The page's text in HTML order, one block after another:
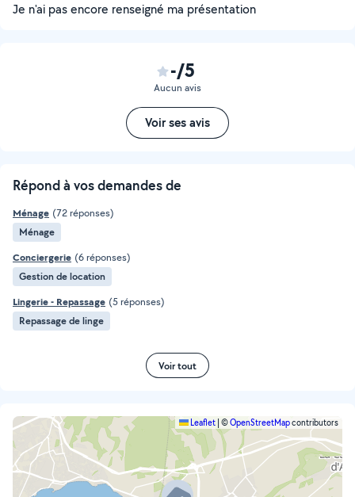
Je n'ai pas encore renseigné ma présentation
-/5
Aucun avis
Voir ses avis
Répond à vos demandes de
Ménage (72 réponses)
Ménage
Conciergerie (6 réponses)
Gestion de location
Lingerie - Repassage (5 réponses)
Repassage de linge
Voir tout
Leaflet ©OpenStreetMapcontributors